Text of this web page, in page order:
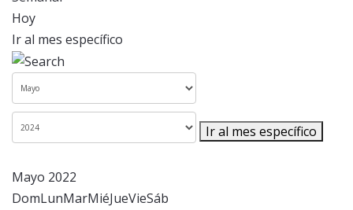
Hoy
Ir al mes específico
Ir al mes específico
Mayo 2022
DomLunMarMiéJueVieSáb